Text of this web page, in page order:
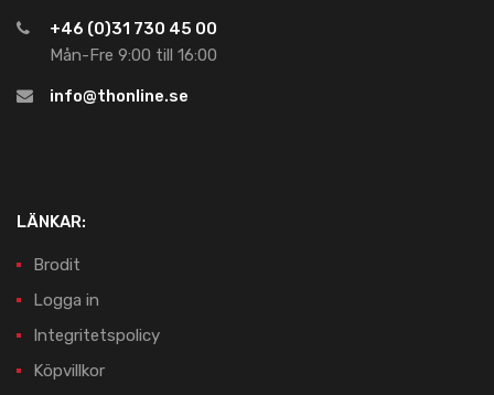
+46 (0)31 730 45 00
Mån-Fre 9:00 till 16:00
info@thonline.se
LÄNKAR:
Brodit
Logga in
Integritetspolicy
Köpvillkor